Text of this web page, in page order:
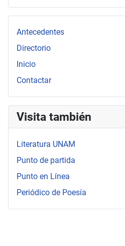
Antecedentes
Directorio
Inicio
Contactar
Visita también
Literatura UNAM
Punto de partida
Punto en Línea
Periódico de Poesía